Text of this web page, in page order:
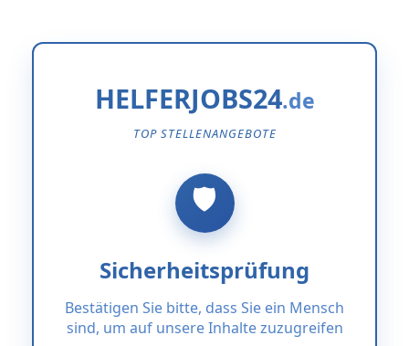
HELFERJOBS24
TOP STELLENANGEBOTE
Sicherheitsprüfung
Bestätigen Sie bitte, dass Sie ein Mensch
sind, um auf unsere Inhalte zuzugreifen